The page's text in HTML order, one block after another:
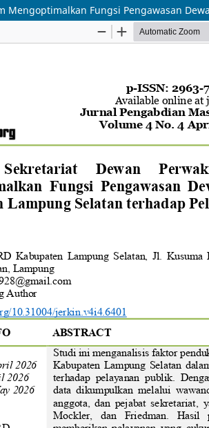
Mengoptimalkan Fungsi Pengawasan